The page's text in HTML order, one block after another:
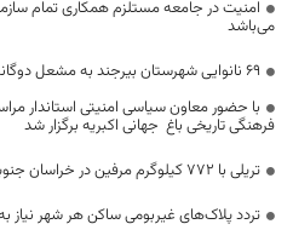
امنیت در جامعه مستلزم همکاری تمام
می‌باشد
۶۹ نانوایی شهرستان بیرجند به مشعل دوگانه مجهز شدند
با حضور معاون سیاسی امنیتی استاندار
فرهنگی تاریخی باغ جهانی اکبریه برگزار شد
تریلی با ۷۷۲ کیلوگرم مرفین در خراسان جنوبی متوقف شد
تردد پلاک‌های غیربومی ساکن هر شهر نیاز